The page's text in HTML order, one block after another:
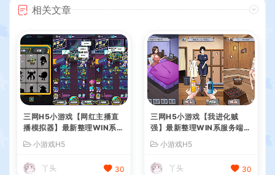
相关文章
三网H5小游戏【网红主播直
播模拟器】最新整理WIN系服
务端+Linux手工服务端+详细
搭建教程
小游戏H5
丫头 30
三网H5小游戏【我进化贼
强】最新整理WIN系服务端+
Linux手工服务端+详细搭建
教程
小游戏H5
丫头 30